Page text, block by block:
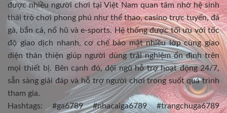
được nhiều người chơi tại Việt Nam quan tâm nhờ hệ sinh
thái trò chơi phong phú như thể thao, casino trực tuyến, đá
gà, bắn cá, nổ hũ và e-sports. Hệ thống được tối ưu với tốc
độ giao dịch nhanh, cơ chế bảo mật nhiều lớp cùng giao
diện thân thiện giúp người dùng trải nghiệm ổn định trên
mọi thiết bị. Bên cạnh đó, đội ngũ hỗ trợ hoạt động 24/7,
sẵn sàng giải đáp và hỗ trợ người chơi trong suốt quá trình
tham gia.
Hashtags: #ga6789 #nhacaiga6789 #trangchuga6789